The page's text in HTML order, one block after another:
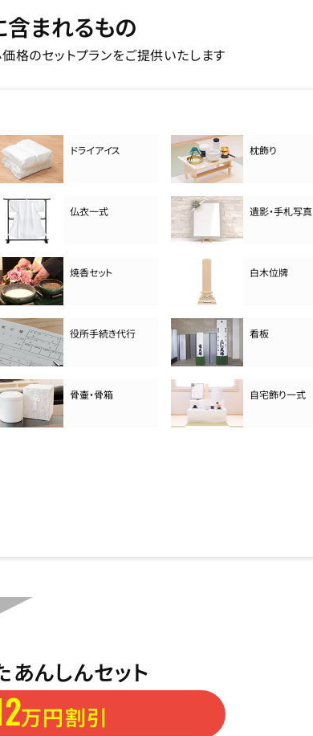
まれるもの
格のセットプランをご提供いたします
ドライアイス 枕飾り
仏衣一式 遺影・手札写真
焼香セット 白木位牌
役所手続き代行 看板
骨壷・骨箱 自宅飾り一式
んしんセット
万円割引